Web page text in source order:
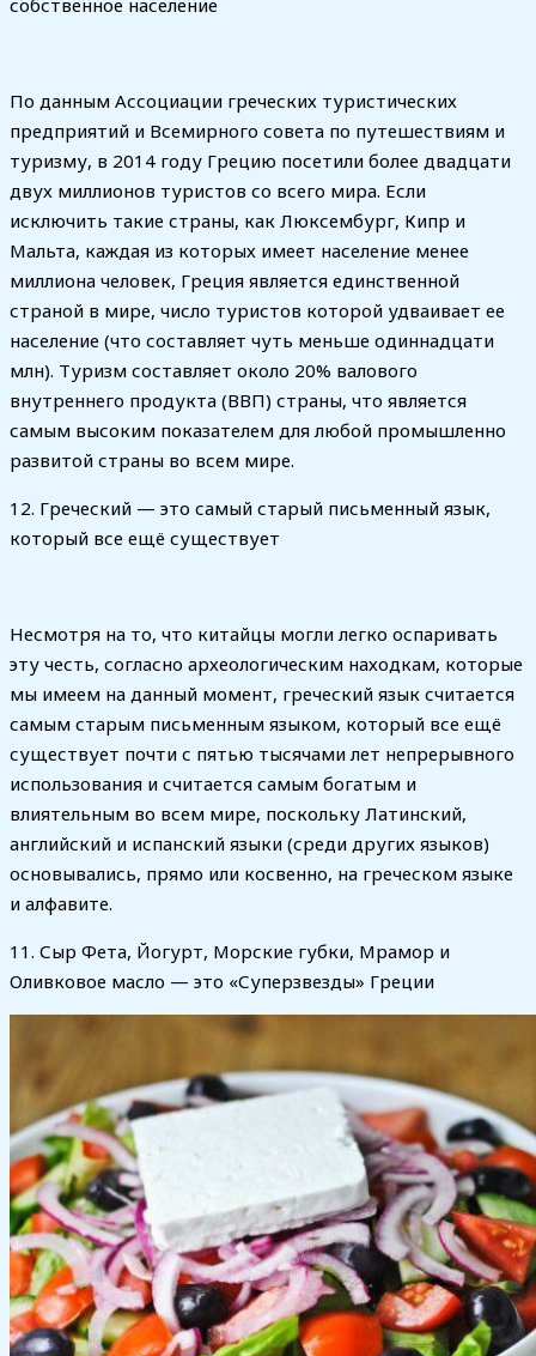
собственное население
По данным Ассоциации греческих туристических
предприятий и Всемирного совета по путешествиям и
туризму, в 2014 году Грецию посетили более двадцати
двух миллионов туристов со всего мира. Если
исключить такие страны, как Люксембург, Кипр и
Мальта, каждая из которых имеет население менее
миллиона человек, Греция является единственной
страной в мире, число туристов которой удваивает ее
население (что составляет чуть меньше одиннадцати
млн). Туризм составляет около 20% валового
внутреннего продукта (ВВП) страны, что является
самым высоким показателем для любой промышленно
развитой страны во всем мире.
12. Греческий — это самый старый письменный язык,
который все ещё существует
Несмотря на то, что китайцы могли легко оспаривать
эту честь, согласно археологическим находкам, которые
мы имеем на данный момент, греческий язык считается
самым старым письменным языком, который все ещё
существует почти с пятью тысячами лет непрерывного
использования и считается самым богатым и
влиятельным во всем мире, поскольку Латинский,
английский и испанский языки (среди других языков)
основывались, прямо или косвенно, на греческом языке
и алфавите.
11. Сыр Фета, Йогурт, Морские губки, Мрамор и
Оливковое масло — это «Суперзвезды» Греции